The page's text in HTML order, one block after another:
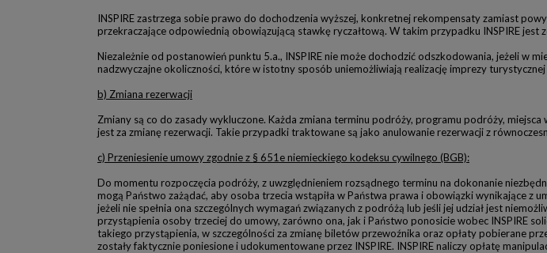
INSPIRE zastrzega sobie prawo do dochodzenia wyższej, konkretnej rekompensaty zamiast
przekraczające odpowiednią obowiązującą stawkę ryczałtową. W takim przypadku INSPIRE
Niezależnie od postanowień punktu 5.a., INSPIRE nie może dochodzić odszkodowania, jeżeli w
nadzwyczajne okoliczności, które w istotny sposób uniemożliwiają realizację imprezy
b) Zmiana rezerwacji
Zmiany są co do zasady wykluczone. Każda zmiana terminu podróży, programu podróży,
jest za zmianę rezerwacji. Takie przypadki traktowane są jako anulowanie rezerwacji z
c) Przeniesienie umowy zgodnie z § 651e niemieckiego kodeksu cywilnego (BGB):
Do momentu rozpoczęcia podróży, z uwzględnieniem rozsądnego terminu na dokonanie
mogą Państwo zażądać, aby osoba trzecia wstąpiła w Państwa prawa i obowiązki wynikające z
jeżeli nie spełnia ona szczególnych wymagań związanych z podróżą lub jeśli jej udział jest
przystąpienia osoby trzeciej do umowy, zarówno ona, jak i Państwo ponosicie wobec INSPIRE
takiego przystąpienia, w szczególności za zmianę biletów przewoźnika oraz opłaty pobierane
zostały faktycznie poniesione i udokumentowane przez INSPIRE. INSPIRE naliczy opłatę